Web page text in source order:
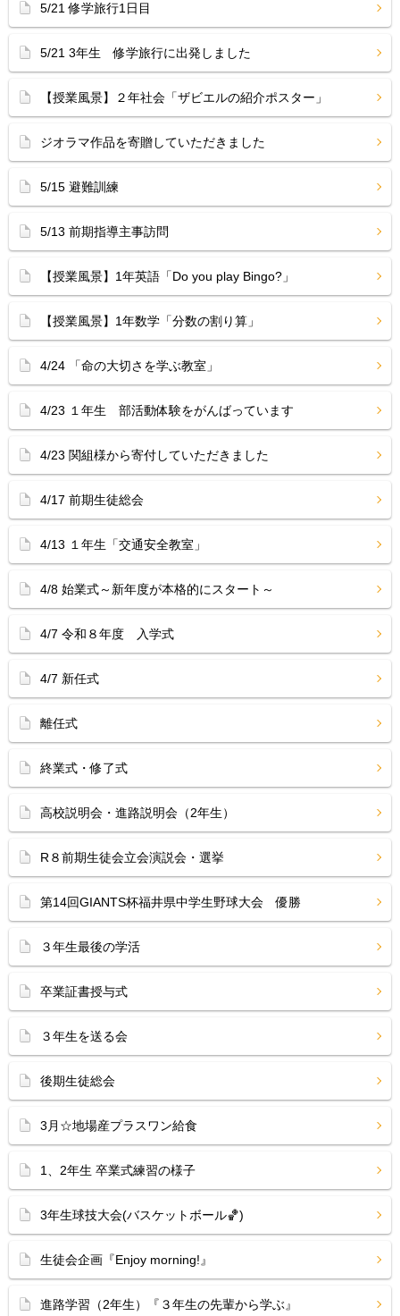
5/21 修学旅行1日目
5/21 3年生 修学旅行に出発しました
【授業風景】２年社会「ザビエルの紹介ポスター」
ジオラマ作品を寄贈していただきました
5/15 避難訓練
5/13 前期指導主事訪問
【授業風景】1年英語「Do you play Bingo?」
【授業風景】1年数学「分数の割り算」
4/24 「命の大切さを学ぶ教室」
4/23 １年生 部活動体験をがんばっています
4/23 関組様から寄付していただきました
4/17 前期生徒総会
4/13 １年生「交通安全教室」
4/8 始業式～新年度が本格的にスタート～
4/7 令和８年度 入学式
4/7 新任式
離任式
終業式・修了式
高校説明会・進路説明会（2年生）
R８前期生徒会立会演説会・選挙
第14回GIANTS杯福井県中学生野球大会 優勝
３年生最後の学活
卒業証書授与式
３年生を送る会
後期生徒総会
3月☆地場産プラスワン給食
1、2年生 卒業式練習の様子
3年生球技大会(バスケットボール🏀)
生徒会企画『Enjoy morning!』
進路学習（2年生）『３年生の先輩から学ぶ』